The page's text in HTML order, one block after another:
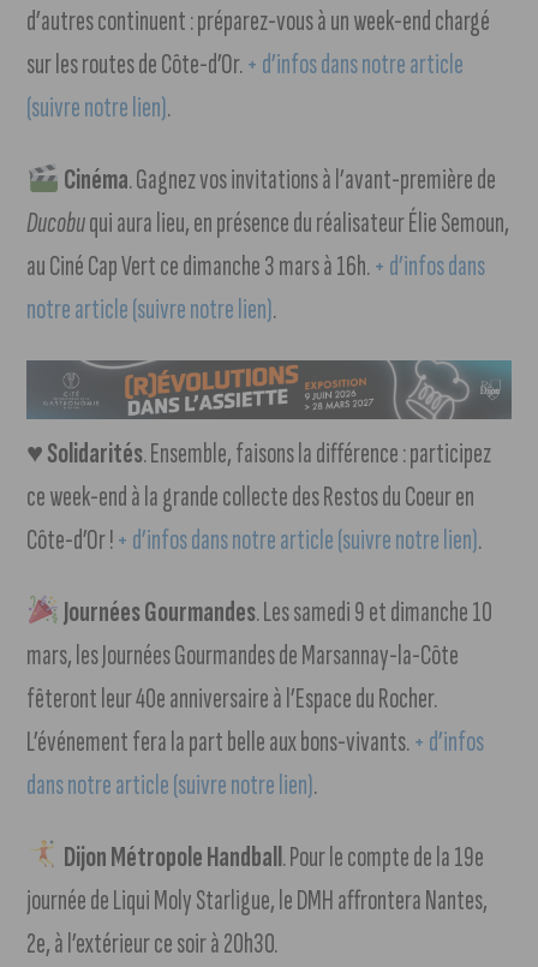
d’autres continuent : préparez-vous à un week-end chargé
sur les routes de Côte-d’Or.+ d’infos dans notre article
(suivre notre lien).
Cinéma. Gagnez vos invitations à l’avant-première de
Ducobuqui aura lieu, en présence du réalisateur Élie Semoun,
au Ciné Cap Vert ce dimanche 3 mars à 16h.+ d’infos dans
notre article (suivre notre lien).
♥️Solidarités. Ensemble, faisons la différence : participez
ce week-end à la grande collecte des Restos du Coeur en
Côte-d’Or !+ d’infos dans notre article (suivre notre lien).
Journées Gourmandes. Les samedi 9 et dimanche 10
mars, les Journées Gourmandes de Marsannay-la-Côte
fêteront leur 40e anniversaire à l’Espace du Rocher.
L’événement fera la part belle aux bons-vivants.+ d’infos
dans notre article (suivre notre lien).
Dijon Métropole Handball. Pour le compte de la 19e
journée de Liqui Moly Starligue, le DMH affrontera Nantes,
2e, à l’extérieur ce soir à 20h30.